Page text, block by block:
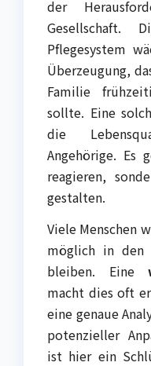
der
Gesellschaft.
Pflegesystem
Überzeugung,
Familie
sollte. Eine
die
Angehörige. Es
reagieren,
gestalten.
Viele Menschen
möglich in den
bleiben. Eine
macht dies oft
eine genaue
potenzieller
ist hier ein